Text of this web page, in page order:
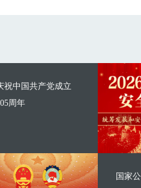
祝中国共产党成立
周年
国家